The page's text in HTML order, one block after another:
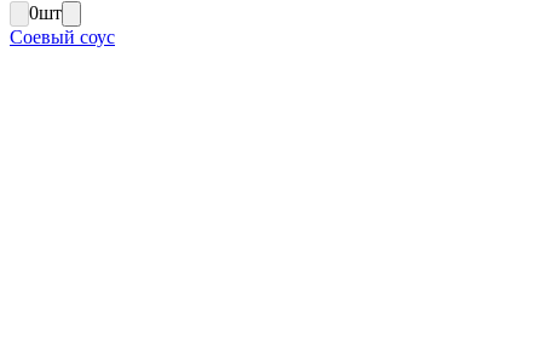
0шт
Соевый соус